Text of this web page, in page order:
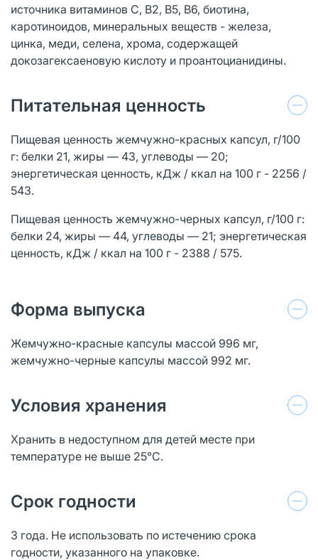
источника витаминов С, В2, В5, В6, биотина,
каротиноидов, минеральных веществ - железа,
цинка, меди, селена, хрома, содержащей
докозагексаеновую кислоту и проантоцианидины.
Питательная ценность
Пищевая ценность жемчужно-красных капсул, г/100
г: белки 21, жиры — 43, углеводы — 20;
энергетическая ценность, кДж / ккал на 100 г - 2256 /
543.
Пищевая ценность жемчужно-черных капсул, г/100 г:
белки 24, жиры — 44, углеводы — 21; энергетическая
ценность, кДж / ккал на 100 г - 2388 / 575.
Форма выпуска
Жемчужно-красные капсулы массой 996 мг,
жемчужно-черные капсулы массой 992 мг.
Условия хранения
Хранить в недоступном для детей месте при
температуре не выше 25°C.
Срок годности
3 года. Не использовать по истечению срока
годности, указанного на упаковке.